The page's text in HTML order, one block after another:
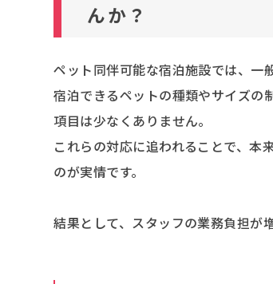
んか？
ペット同伴可能な宿泊施設では、一
宿泊できるペットの種類やサイズの
項目は少なくありません。
これらの対応に追われることで、本
のが実情です。
結果として、スタッフの業務負担が